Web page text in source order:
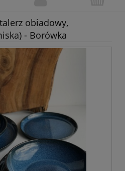
obiadowy,
- Borówka